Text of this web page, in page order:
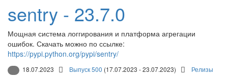
sentry - 23.7.0
Мощная система логгирования и платформа агрегации
ошибок. Скачать можно по ссылке:
https://pypi.python.org/pypi/sentry/
18.07.2023 Выпуск 500 (17.07.2023 - 23.07.2023) Релизы